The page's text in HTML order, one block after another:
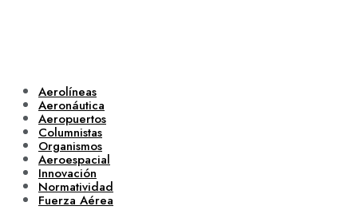
Aerolíneas
Aeronáutica
Aeropuertos
Columnistas
Organismos
Aeroespacial
Innovación
Normatividad
Fuerza Aérea